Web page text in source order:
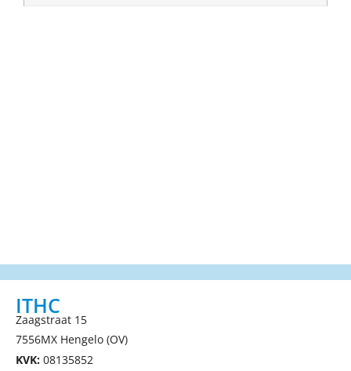
ITHC
Zaagstraat 15
7556MX Hengelo (OV)
KVK: 08135852